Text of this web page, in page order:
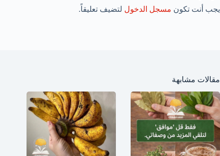
يجب أنت تكون مسجل الدخول لتضيف تعليقاً.
مقالات مشابهة